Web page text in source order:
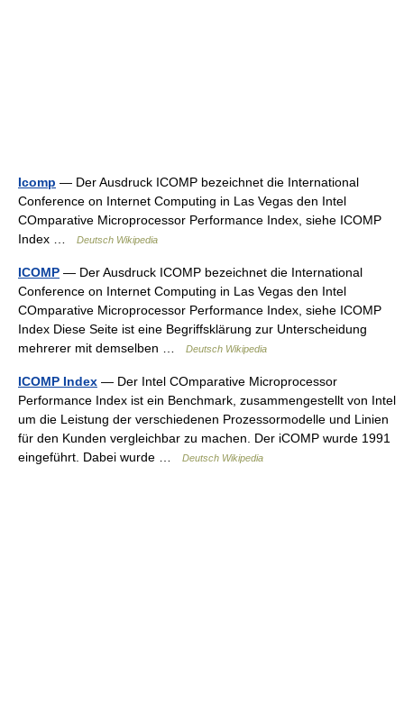
Icomp — Der Ausdruck ICOMP bezeichnet die International
Conference on Internet Computing in Las Vegas den Intel
COmparative Microprocessor Performance Index, siehe ICOMP
Index …
Deutsch Wikipedia
ICOMP — Der Ausdruck ICOMP bezeichnet die International
Conference on Internet Computing in Las Vegas den Intel
COmparative Microprocessor Performance Index, siehe ICOMP
Index Diese Seite ist eine Begriffsklärung zur Unterscheidung
mehrerer mit demselben …
Deutsch Wikipedia
ICOMP Index — Der Intel COmparative Microprocessor
Performance Index ist ein Benchmark, zusammengestellt von Intel
um die Leistung der verschiedenen Prozessormodelle und Linien
für den Kunden vergleichbar zu machen. Der iCOMP wurde 1991
eingeführt. Dabei wurde …
Deutsch Wikipedia